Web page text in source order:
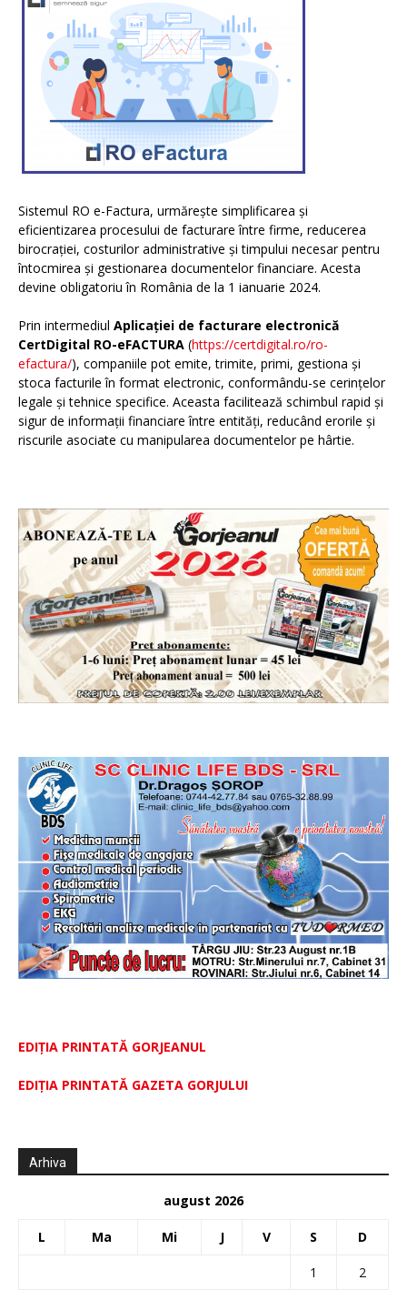
Sistemul RO e-Factura, urmărește simplificarea și
eficientizarea procesului de facturare între firme, reducerea
birocrației, costurilor administrative și timpului necesar pentru
întocmirea și gestionarea documentelor financiare. Acesta
devine obligatoriu în România de la 1 ianuarie 2024.
Prin intermediul Aplicației de facturare electronică
CertDigital RO-eFACTURA (https://certdigital.ro/ro-
efactura/), companiile pot emite, trimite, primi, gestiona și
stoca facturile în format electronic, conformându-se cerințelor
legale și tehnice specifice. Aceasta facilitează schimbul rapid și
sigur de informații financiare între entități, reducând erorile și
riscurile asociate cu manipularea documentelor pe hârtie.
EDIȚIA PRINTATĂ GORJEANUL
EDIŢIA PRINTATĂ GAZETA GORJULUI
Arhiva
august 2026
L Ma Mi J V S D
1 2